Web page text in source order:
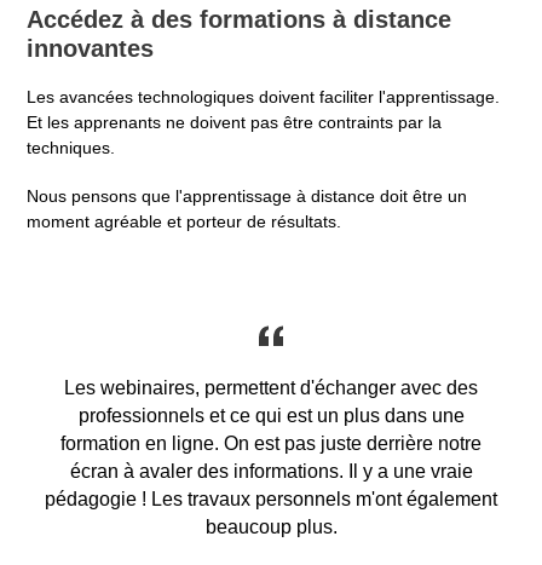
Accédez à des formations à distance
innovantes
Les avancées technologiques doivent faciliter l'apprentissage.
Et les apprenants ne doivent pas être contraints par la
techniques.
Nous pensons que l'apprentissage à distance doit être un
moment agréable et porteur de résultats.
Les webinaires, permettent d'échanger avec des
professionnels et ce qui est un plus dans une
formation en ligne. On est pas juste derrière notre
écran à avaler des informations. Il y a une vraie
pédagogie ! Les travaux personnels m'ont également
beaucoup plus.